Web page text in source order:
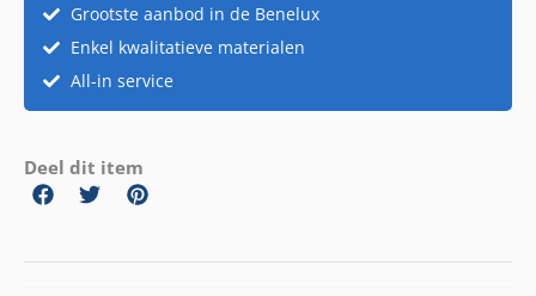
Grootste aanbod in de Benelux
Enkel kwalitatieve materialen
All-in service
Deel dit item